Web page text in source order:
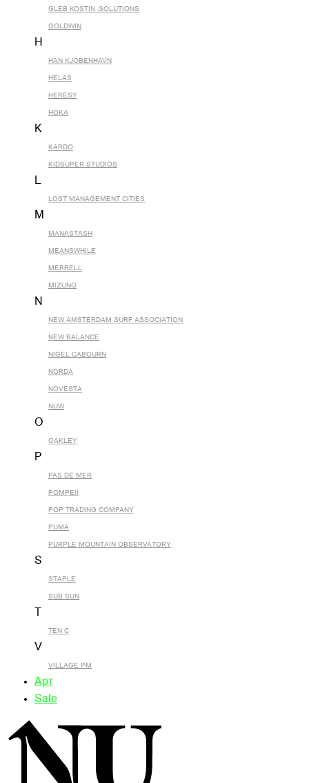
GLEB KOSTIN .SOLUTIONS
GOLDWIN
H
HAN KJOBENHAVN
HELAS
HERESY
HOKA
K
KARDO
KIDSUPER STUDIOS
L
LOST MANAGEMENT CITIES
M
MANASTASH
MEANSWHILE
MERRELL
MIZUNO
N
NEW AMSTERDAM SURF ASSOCIATION
NEW BALANCE
NIGEL CABOURN
NORDA
NOVESTA
NUW
O
OAKLEY
P
PAS DE MER
POMPEII
POP TRADING COMPANY
PUMA
PURPLE MOUNTAIN OBSERVATORY
S
STAPLE
SUB SUN
TEN C
V
VILLAGE PM
Арт
Sale